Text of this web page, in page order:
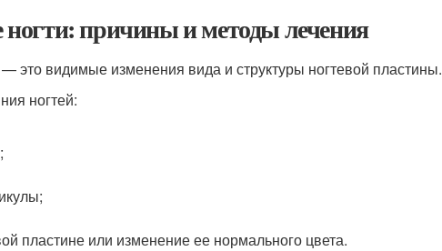
причины и методы лечения
это видимые изменения вида и структуры ногтевой пластины.
ногтей:
пластине или изменение ее нормального цвета.